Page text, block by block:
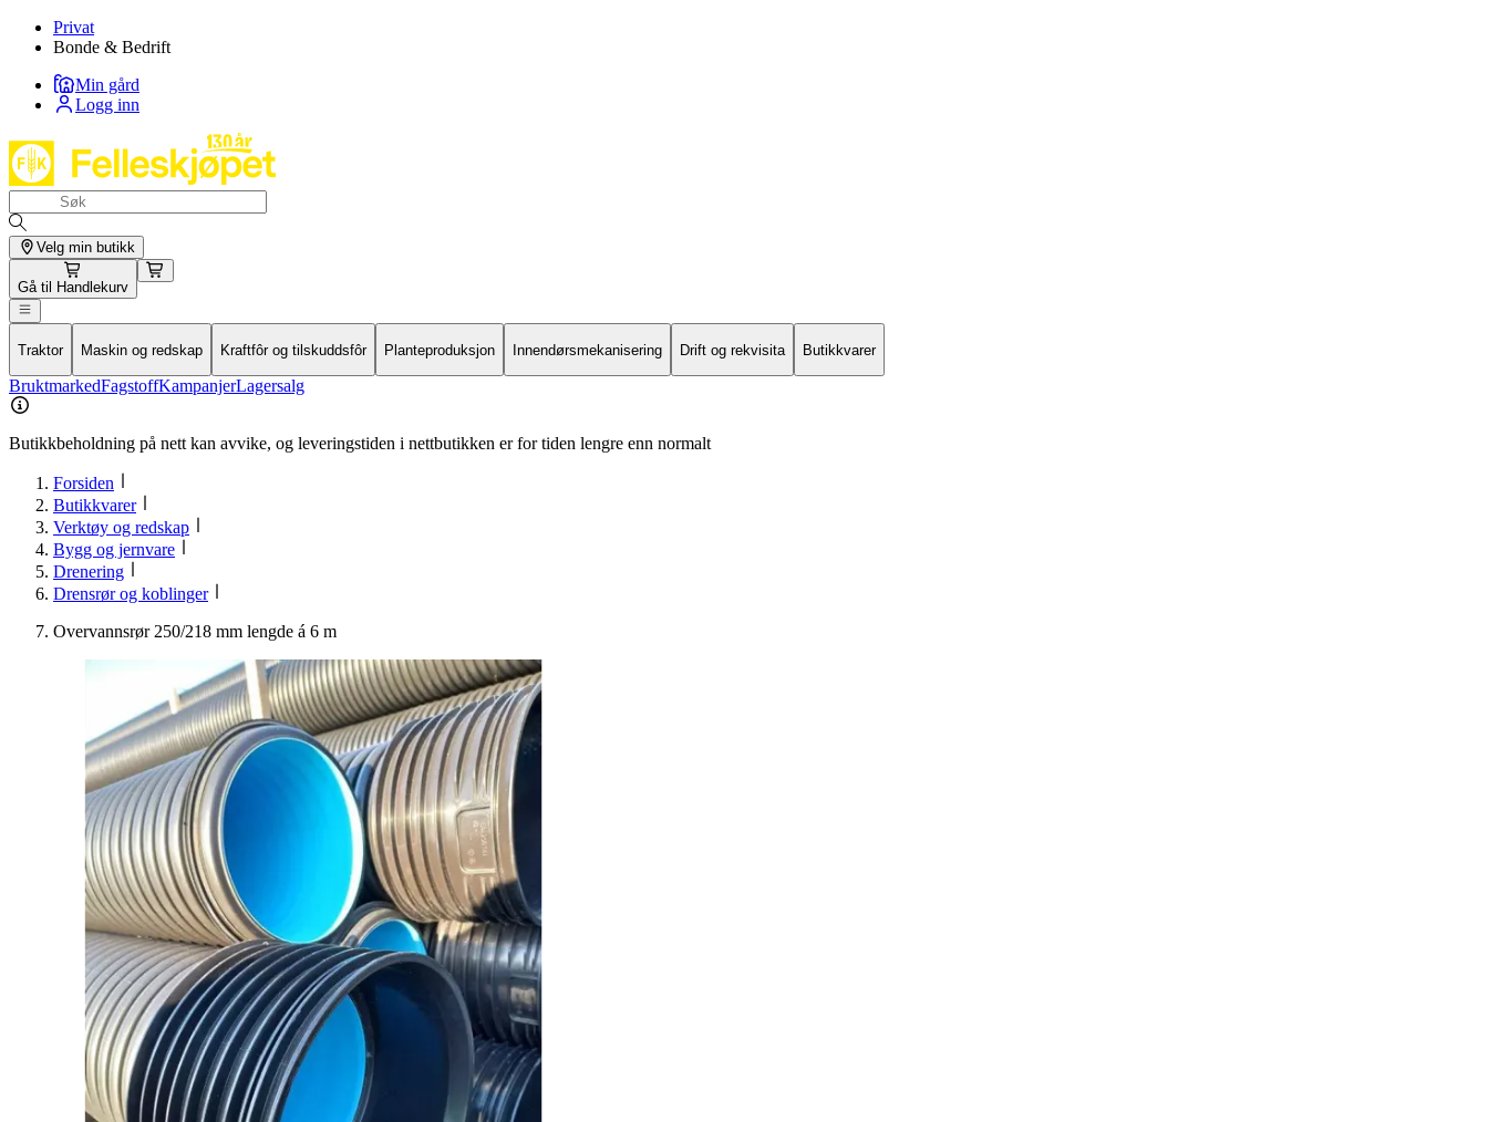
Privat
Bonde & Bedrift
Min gård
Logg inn
Velg min butikk
Gå til Handlekurv
Traktor Maskin og redskap Kraftfôr og tilskuddsfôr Planteproduksjon Innendørsmekanisering Drift og rekvisita Butikkvarer
BruktmarkedFagstoffKampanjerLagersalg
Butikkbeholdning på nett kan avvike, og leveringstiden i nettbutikken er for tiden lengre enn normalt
Forsiden
Butikkvarer
Verktøy og redskap
Bygg og jernvare
Drenering
Drensrør og koblinger
Overvannsrør 250/218 mm lengde á 6 m